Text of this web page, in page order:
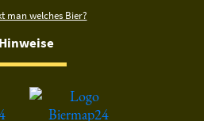
man welches Bier?
Hinweise